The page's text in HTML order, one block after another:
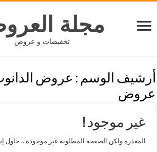
مجلة
تخفيضات و عروض
أرشيف الوسم : عروض
عروض
غير موجود !
المعذرة ولكن الصفحة المطلوبة غير موجودة ..